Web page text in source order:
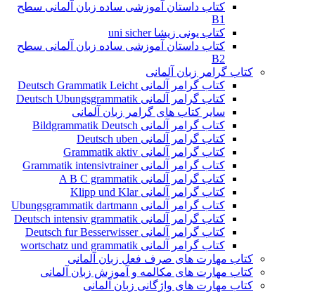
کتاب داستان آموزشی ساده زبان آلمانی سطح
B1
کتاب یونی زیشا uni sicher
کتاب داستان آموزشی ساده زبان آلمانی سطح
B2
کتاب گرامر زبان آلمانی
کتاب گرامر آلمانی Deutsch Grammatik Leicht
کتاب گرامر آلمانی Deutsch Ubungsgrammatik
سایر کتاب های گرامر زبان آلمانی
کتاب گرامر آلمانی Bildgrammatik Deutsch
کتاب گرامر آلمانی Deutsch uben
کتاب گرامر آلمانی Grammatik aktiv
کتاب گرامر آلمانی Grammatik intensivtrainer
کتاب گرامر آلمانی A B C grammatik
کتاب گرامر آلمانی Klipp und Klar
کتاب گرامر آلمانی Ubungsgrammatik dartmann
کتاب گرامر آلمانی Deutsch intensiv grammatik
کتاب گرامر آلمانی Deutsch fur Besserwisser
کتاب گرامر آلمانی wortschatz und grammatik
کتاب مهارت های صرف فعل زبان آلمانی
کتاب مهارت های مکالمه و آموزش زبان آلمانی
کتاب مهارت های واژگانی زبان آلمانی